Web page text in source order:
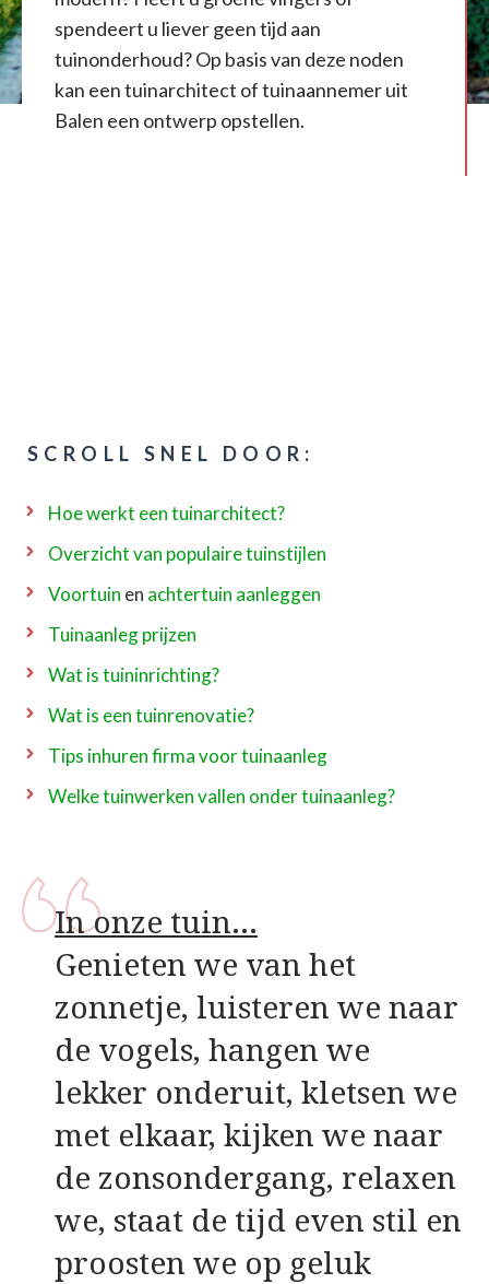
spendeert u liever geen tijd aan
tuinonderhoud? Op basis van deze noden
kan een tuinarchitect of tuinaannemer uit
Balen een ontwerp opstellen.
SCROLL SNEL DOOR:
Hoe werkt een tuinarchitect?
Overzicht van populaire tuinstijlen
Voortuin en achtertuin aanleggen
Tuinaanleg prijzen
Wat is tuininrichting?
Wat is een tuinrenovatie?
Tips inhuren firma voor tuinaanleg
Welke tuinwerken vallen onder tuinaanleg?
In onze tuin…
Genieten we van het
zonnetje, luisteren we naar
de vogels, hangen we
lekker onderuit, kletsen we
met elkaar, kijken we naar
de zonsondergang, relaxen
we, staat de tijd even stil en
proosten we op geluk